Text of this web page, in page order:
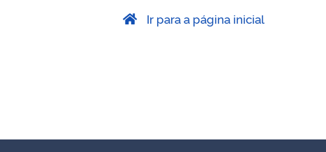
Ir para a página inicial